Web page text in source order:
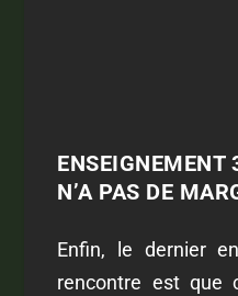
ENSEIGNEMENT
N’A PAS DE
Enfin, le dernier
rencontre est que